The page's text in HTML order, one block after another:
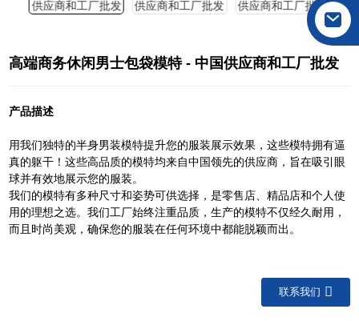
高端商务休闲男士包袋模特 - 中国供应商和工厂批发
产品描述
用我们独特的半身男装模特提升您的服装展示效果，这些模特拥有逼
真的躯干！这些高品质的模特均来自中国领先的供应商，旨在吸引眼
球并有效地展示您的服装。
我们的模特有多种尺寸和姿势可供选择，是零售店、精品店和个人使
用的理想之选。我们工厂始终注重品质，生产的模特不仅经久耐用，
而且时尚美观，确保您的服装在任何环境中都能脱颖而出。
联系我们